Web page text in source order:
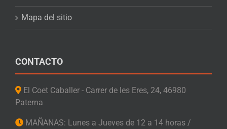
Mapa del sitio
CONTACTO
El Coet Caballer - Carrer de les Eres, 24, 46980
Paterna
MAÑANAS: Lunes a Jueves de 12 a 14 horas /